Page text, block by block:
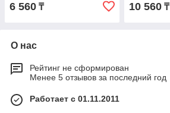
6 560 ₸ 10 560₸
О нас
Рейтинг не сформирован
Менее 5 отзывов за последний год
Работает с 01.11.2011